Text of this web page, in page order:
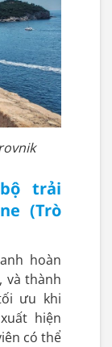
trải
(Trò
hoàn
và thành
ưu khi
hiện
có thể